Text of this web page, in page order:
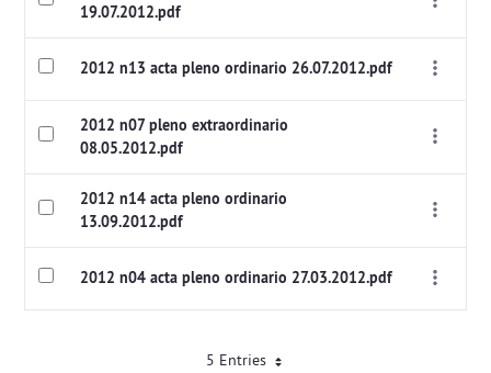
19.07.2012.pdf
2012 n13 acta pleno ordinario 26.07.2012.pdf
2012 n07 pleno extraordinario
08.05.2012.pdf
2012 n14 acta pleno ordinario
13.09.2012.pdf
2012 n04 acta pleno ordinario 27.03.2012.pdf
5 Entries